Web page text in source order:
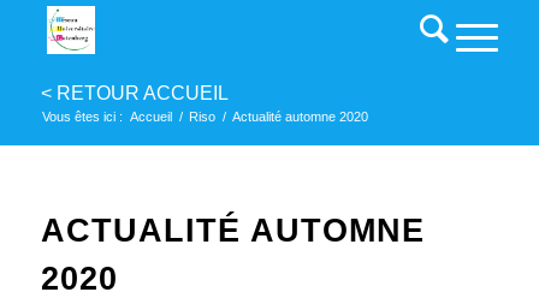
Vous êtes ici : Accueil / Riso / Actualité automne 2020
ACTUALITÉ AUTOMNE
2020